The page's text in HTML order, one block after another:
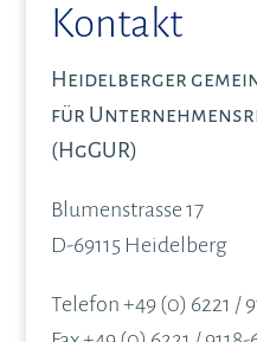
Kontakt
Heidelberger
für
(HgGUR)
Blumenstrasse 17
D-69115 Heidelberg
Telefon +49 (0) 6221 /